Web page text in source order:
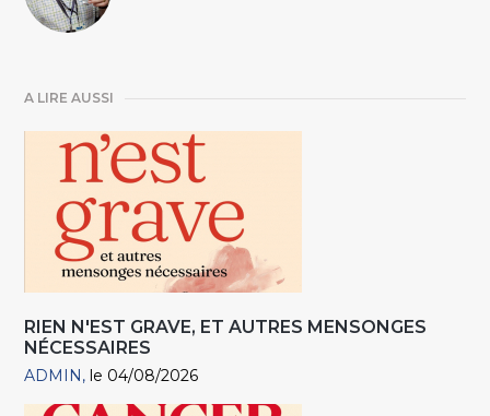
A LIRE AUSSI
RIEN N'EST GRAVE, ET AUTRES MENSONGES
NÉCESSAIRES
ADMIN le 04/08/2026